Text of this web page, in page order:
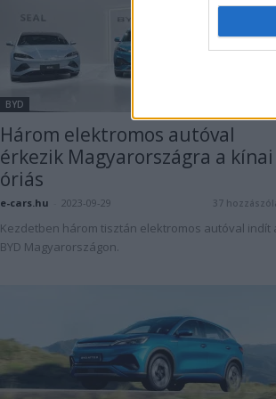
BYD
Három elektromos autóval
érkezik Magyarországra a kínai
óriás
e-cars.hu 2023-09-29 37
Kezdetben három tisztán elektromos autóval indít
BYD Magyarországon.